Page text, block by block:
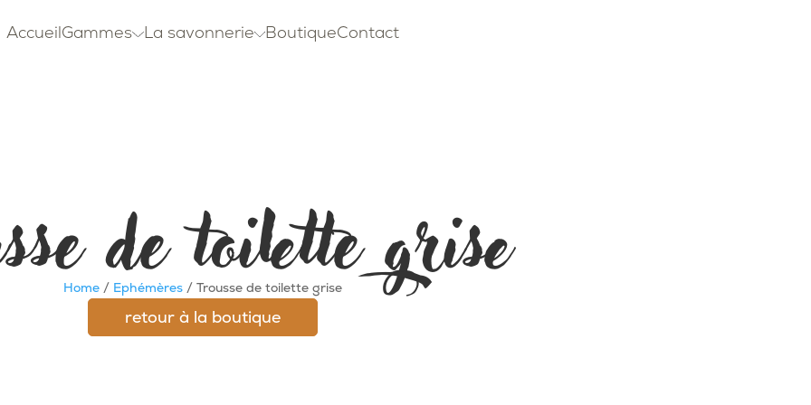
AccueilGammes La savonnerie BoutiqueContact
de toilette grise
Home / Ephémères / Trousse de toilette grise
retour à la boutique